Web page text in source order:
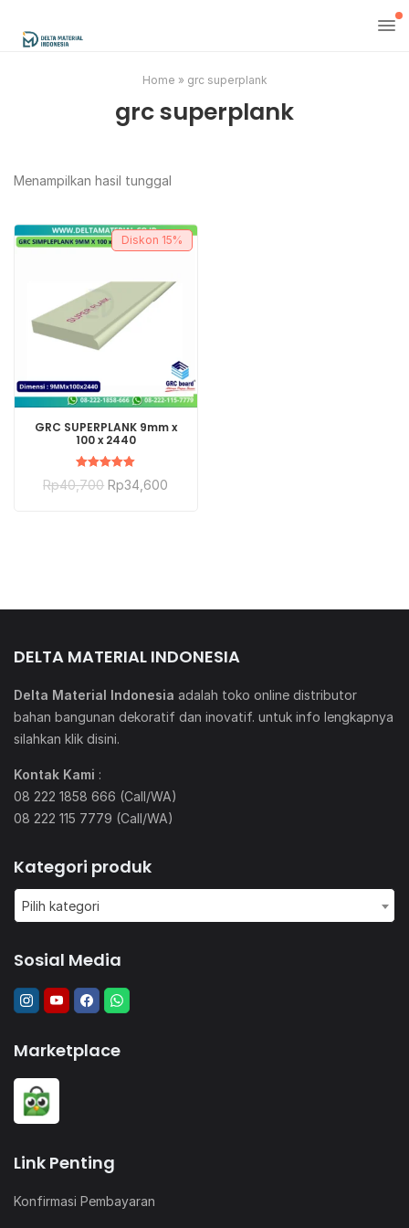
Home » grc superplank
grc superplank
Menampilkan hasil tunggal
Diskon 15%
BELI SEKARANG
GRC SUPERPLANK 9mm x
100 x 2440
Dinilai
5.00
Rp40,700 Rp34,600
DELTA MATERIAL INDONESIA
Delta Material Indonesia adalah toko online distributor
bahan bangunan dekoratif dan inovatif. untuk info lengkapnya
silahkan klik disini.
Kontak Kami :
08 222 1858 666 (Call/WA)
08 222 115 7779 (Call/WA)
Kategori produk
Pilih kategori
Sosial Media
Marketplace
Link Penting
Konfirmasi Pembayaran